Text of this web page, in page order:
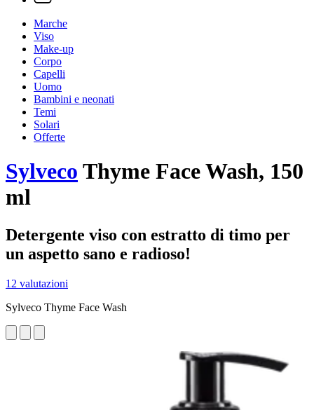
Marche
Viso
Make-up
Corpo
Capelli
Uomo
Bambini e neonati
Temi
Solari
Offerte
Sylveco Thyme Face Wash, 150
ml
Detergente viso con estratto di timo per
un aspetto sano e radioso!
12 valutazioni
Sylveco Thyme Face Wash